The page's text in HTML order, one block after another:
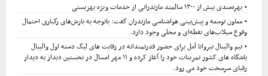
بهره‌مندی بیش از ۱۳۰۰ سالمند مازندرانی از خدمات ویژه بهزیستی
معاون توسعه و پیش‌بینی هواشناسی مازندران گفت: باتوجه به بارش‌های رگباری احتمال
وقوع سیلاب‌های نقطه‌ای و محلی وجود دارد.
تیم والیبال نیروانا آمل برای حضور قدرتمندانه در رقابت های لیگ دسته اول والیبال
باشگاه های کشور تمرینات خود را آغاز کرده و ۱۱ مهر امسال در نخستین دیدار به دیدار
رقبای سرسخت خود می رود.